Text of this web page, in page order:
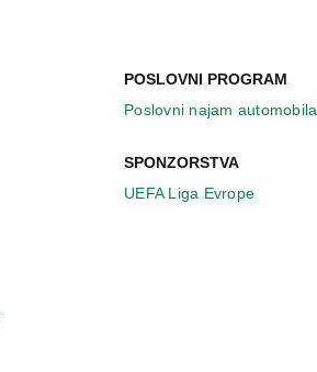
POSLOVNI PROGRAM
Poslovni najam automobila
SPONZORSTVA
UEFA Liga Evrope